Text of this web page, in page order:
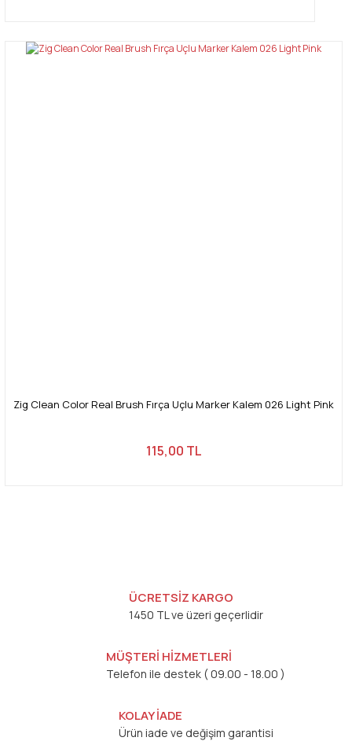
Zig Clean Color Real Brush Fırça Uçlu Marker Kalem 026 Light Pink
115,00 TL
ÜCRETSİZ KARGO
1450 TL ve üzeri geçerlidir
MÜŞTERİ HİZMETLERİ
Telefon ile destek ( 09.00 - 18.00 )
KOLAY İADE
Ürün iade ve değişim garantisi